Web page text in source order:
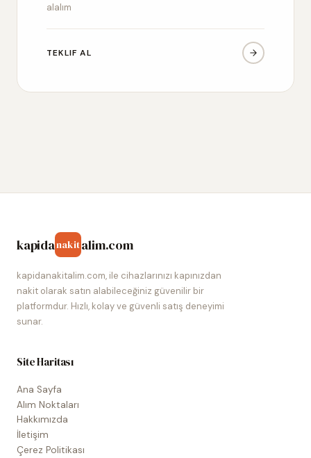
alalım
TEKLIF AL
kapidanakitalim.com
kapidanakitalim.com, ile cihazlarınızı kapınızdan
nakit olarak satın alabileceğiniz güvenilir bir
platformdur. Hızlı, kolay ve güvenli satış deneyimi
sunar.
Site Haritası
Ana Sayfa
Alım Noktaları
Hakkımızda
İletişim
Çerez Politikası